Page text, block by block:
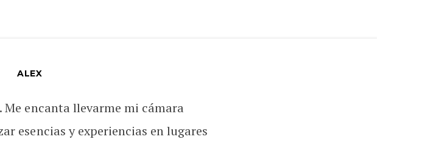
ALEX
encanta llevarme mi cámara
esencias y experiencias en lugares